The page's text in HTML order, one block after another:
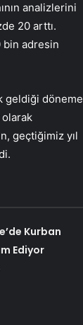
analizlerini
20 arttı.
bin adresin
geldiği döneme
olarak
geçtiğimiz yıl
Kurban
Ediyor